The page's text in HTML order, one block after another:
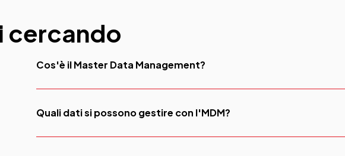
cercando
Cos'è il Master Data Management?
dell'azienda (prodotti, clientie fornitori) garantendo coerenza e qualità
Quali dati si possono gestire con l'MDM?